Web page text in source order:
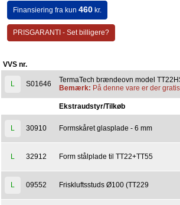
Finansiering fra kun 460kr.
PRISGARANTI - Set billigere?
VVS nr.
L S01646
TermaTech brændeovn model
Bemærk: På denne vare er der
Ekstraudstyr/Tilkøb
L 30910 Formskåret glasplade - 6 mm
L 32912 Form stålplade til TT22+TT55
L 09552 Friskluftsstuds Ø100 (TT229